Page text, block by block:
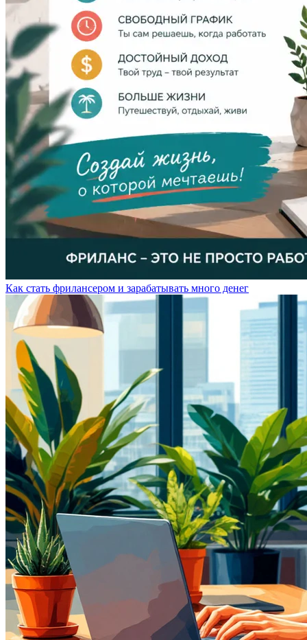
Как стать фрилансером и зарабатывать много денег